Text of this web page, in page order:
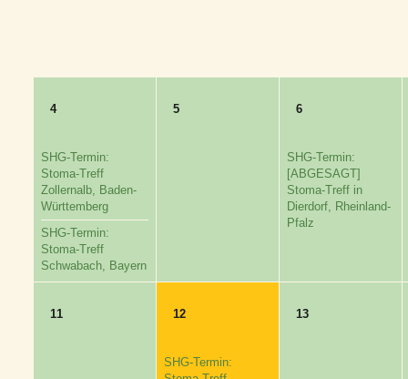
4
SHG-Termin:
Stoma-Treff
Zollernalb, Baden-
Württemberg
SHG-Termin:
Stoma-Treff
Schwabach, Bayern
5 6
SHG-Termin:
[ABGESAGT]
Stoma-Treff in
Dierdorf, Rheinland-
Pfalz
11 12
SHG-Termin:
13